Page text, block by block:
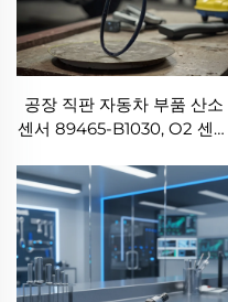
공장 직판 자동차 부품 산소
센서 89465-B1030, O2 센서
스, 코롤라, 랜드 크루저 프라
도, 야리스용